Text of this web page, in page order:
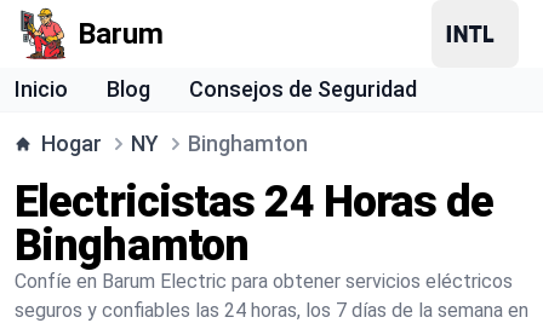
Barum
Inicio Blog Consejos de Seguridad
Hogar NY Binghamton
Electricistas 24 Horas de
Binghamton
Confíe en Barum Electric para obtener servicios eléctricos
seguros y confiables las 24 horas, los 7 días de la semana en